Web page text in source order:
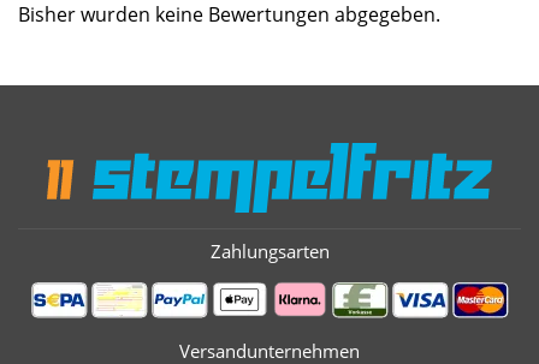
Bisher wurden keine Bewertungen abgegeben.
Zahlungsarten
Versandunternehmen